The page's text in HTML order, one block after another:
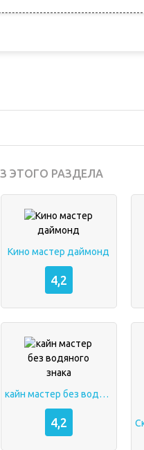
ЭТОГО РАЗДЕЛА
Кино мастер даймонд
4,2
кайн мастер без водяного знака
4,2